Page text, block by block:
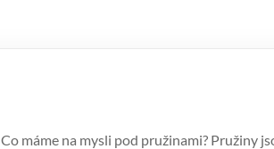
Co máme na mysli pod pružinami? Pružiny